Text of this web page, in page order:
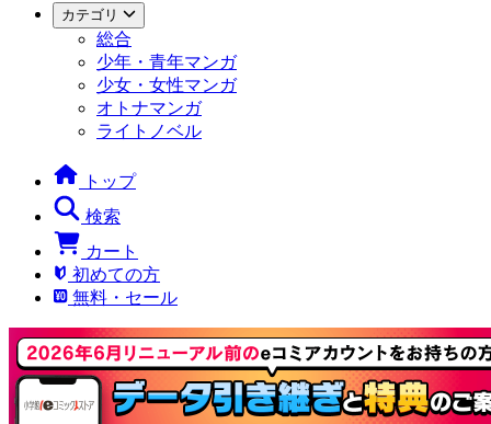
カテゴリ
総合
少年・青年マンガ
少女・女性マンガ
オトナマンガ
ライトノベル
トップ
検索
カート
初めての方
無料・セール